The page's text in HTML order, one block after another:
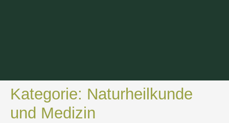
Kategorie: Naturheilkunde
und Medizin